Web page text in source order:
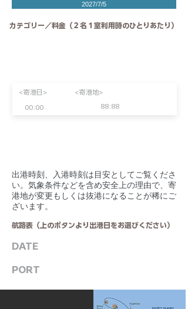
<寄港日>
00:00 88:88
<寄港地>
2027/7/5
カテゴリー／料金（２名１室利用時のひとりあたり）
​出港時刻、入港時刻は目安としてご覧くださ
い。気象条件などを含め安全上の理由で、寄
港地が変更もしくは抜港になることが稀にご
ざいます。
航路表（上のボタンより出港日をお選びください）
DATE
PORT